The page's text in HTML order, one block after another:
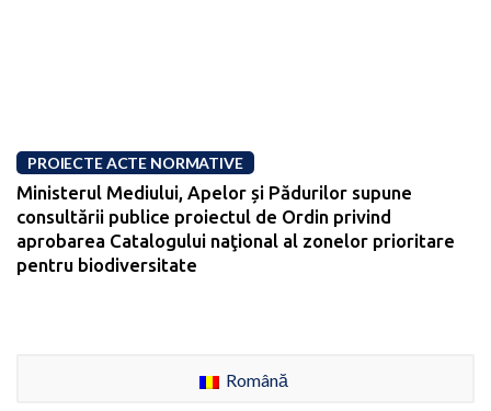
PROIECTE ACTE NORMATIVE
Ministerul Mediului, Apelor și Pădurilor supune
consultării publice proiectul de Ordin privind
aprobarea Catalogului naţional al zonelor prioritare
pentru biodiversitate
Română